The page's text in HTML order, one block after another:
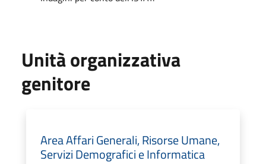
Unità organizzativa
genitore
Area Affari Generali, Risorse Umane,
Servizi Demografici e Informatica